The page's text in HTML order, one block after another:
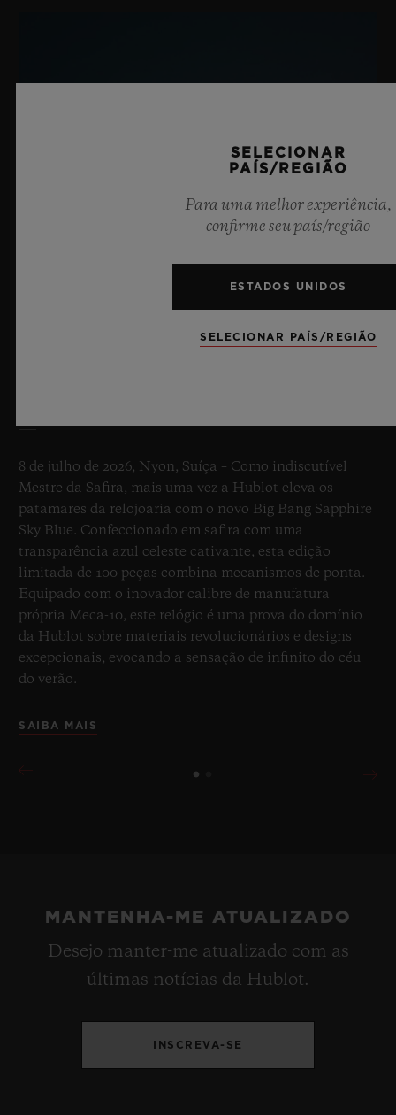
8 de julho de 2026, Nyon, Suíça – Como indiscutível
Mestre da Safira, mais uma vez a Hublot eleva os
patamares da relojoaria com o novo Big Bang Sapphire
Sky Blue. Confeccionado em safira com uma
transparência azul celeste cativante, esta edição
limitada de 100 peças combina mecanismos de ponta.
Equipado com o inovador calibre de manufatura
própria Meca-10, este relógio é uma prova do domínio
da Hublot sobre materiais revolucionários e designs
excepcionais, evocando a sensação de infinito do céu
do verão.
SAIBA MAIS
MANTENHA-ME ATUALIZADO
Desejo manter-me atualizado com as
últimas notícias da Hublot.
INSCREVA-SE
SELECIONAR
PAÍS/REGIÃO
Para uma melhor experiência,
confirme seu país/região
ESTADOS UNIDOS
SELECIONAR PAÍS/REGIÃO